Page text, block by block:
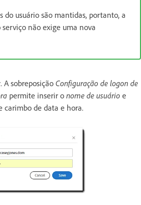
do usuário são mantidas, portanto, a
serviço não exige uma nova
. A sobreposição Configuração de logon de
permite inserir o nome de usuário e
carimbo de data e hora.